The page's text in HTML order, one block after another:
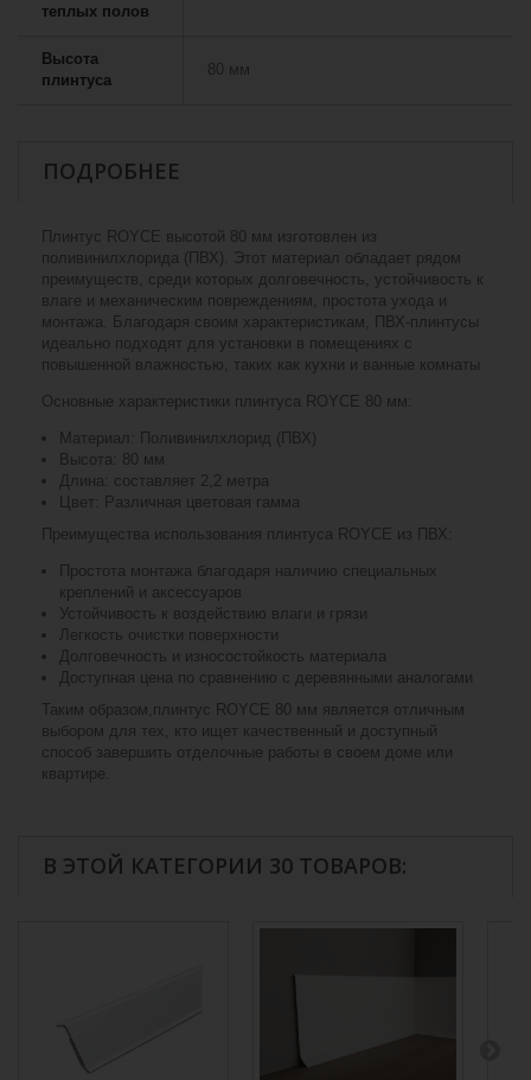
теплых полов
Высота
плинтуса
80 мм
ПОДРОБНЕЕ
Плинтус ROYCE высотой 80 мм изготовлен из
поливинилхлорида (ПВХ). Этот материал обладает рядом
преимуществ, среди которых долговечность, устойчивость к
влаге и механическим повреждениям, простота ухода и
монтажа. Благодаря своим характеристикам, ПВХ-плинтусы
идеально подходят для установки в помещениях с
повышенной влажностью, таких как кухни и ванные комнаты
Основные характеристики плинтуса ROYCE 80 мм:
Материал: Поливинилхлорид (ПВХ)
Высота: 80 мм
Длина: составляет 2,2 метра
Цвет: Различная цветовая гамма
Преимущества использования плинтуса ROYCE из ПВХ:
Простота монтажа благодаря наличию специальных
креплений и аксессуаров
Устойчивость к воздействию влаги и грязи
Легкость очистки поверхности
Долговечность и износостойкость материала
Доступная цена по сравнению с деревянными аналогами
Таким образом,плинтус ROYCE 80 мм является отличным
выбором для тех, кто ищет качественный и доступный
способ завершить отделочные работы в своем доме или
квартире.
В ЭТОЙ КАТЕГОРИИ 30 ТОВАРОВ: